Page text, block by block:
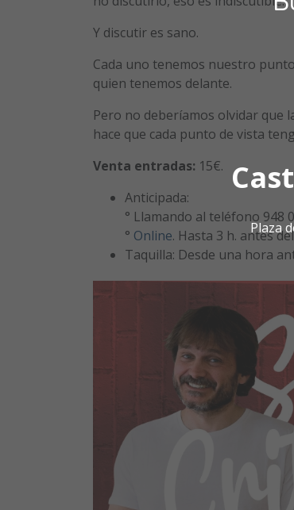
Plaza
Y discutir es sano.
Cada uno tenemos nuestro
quien tenemos delante.
Pero no deberíamos olvidar que
hace que cada punto de vista
Venta entradas: 15€.
Anticipada:
° Llamando al teléfono 948
° Online. Hasta 3 h. antes
Taquilla: Desde una hora